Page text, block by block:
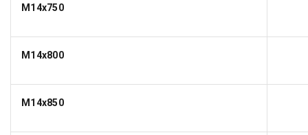
M14x750
M14x800
M14x850